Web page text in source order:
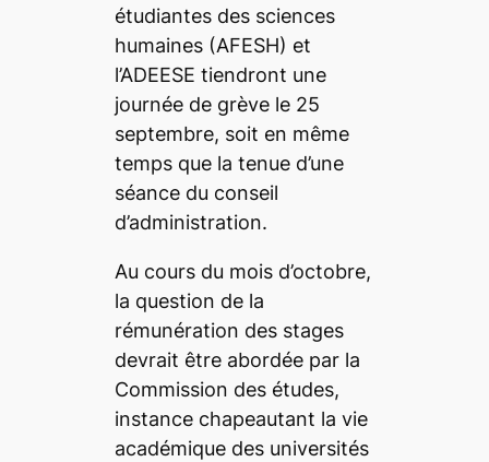
étudiantes des sciences
humaines (AFESH) et
l’ADEESE tiendront une
journée de grève le 25
septembre, soit en même
temps que la tenue d’une
séance du conseil
d’administration.
Au cours du mois d’octobre,
la question de la
rémunération des stages
devrait être abordée par la
Commission des études,
instance chapeautant la vie
académique des universités